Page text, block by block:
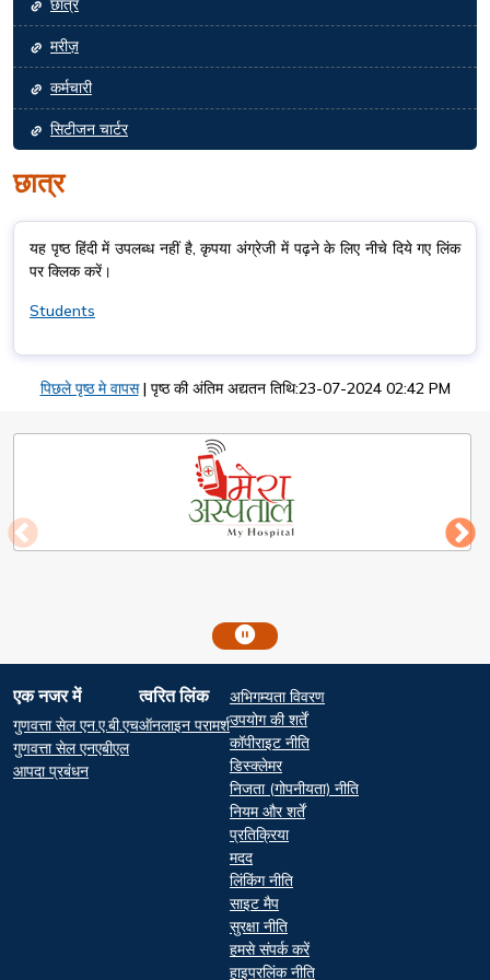
छात्र
मरीज़
कर्मचारी
सिटीजन चार्टर
छात्र
यह पृष्ठ हिंदी में उपलब्ध नहीं है, कृपया अंग्रेजी में पढ़ने के लिए नीचे दिये गए लिंक
पर क्लिक करें।
Students
पिछले पृष्ठ मे वापस | पृष्ठ की अंतिम अद्यतन तिथि:23-07-2024 02:42 PM
एक नजर में
At a glance
गुणवत्ता सेल एन.ए.बी.एच
गुणवत्ता सेल एनएबीएल
आपदा प्रबंधन
त्वरित लिंक
Quick Links
ऑनलाइन परामर्श
Footer
अभिगम्यता विवरण
उपयोग की शर्तें
कॉपीराइट नीति
डिस्क्लेमर
निजता (गोपनीयता) नीति
नियम और शर्तें
प्रतिक्रिया
मदद
लिंकिंग नीति
साइट मैप
सुरक्षा नीति
हमसे संपर्क करें
हाइपरलिंक नीति